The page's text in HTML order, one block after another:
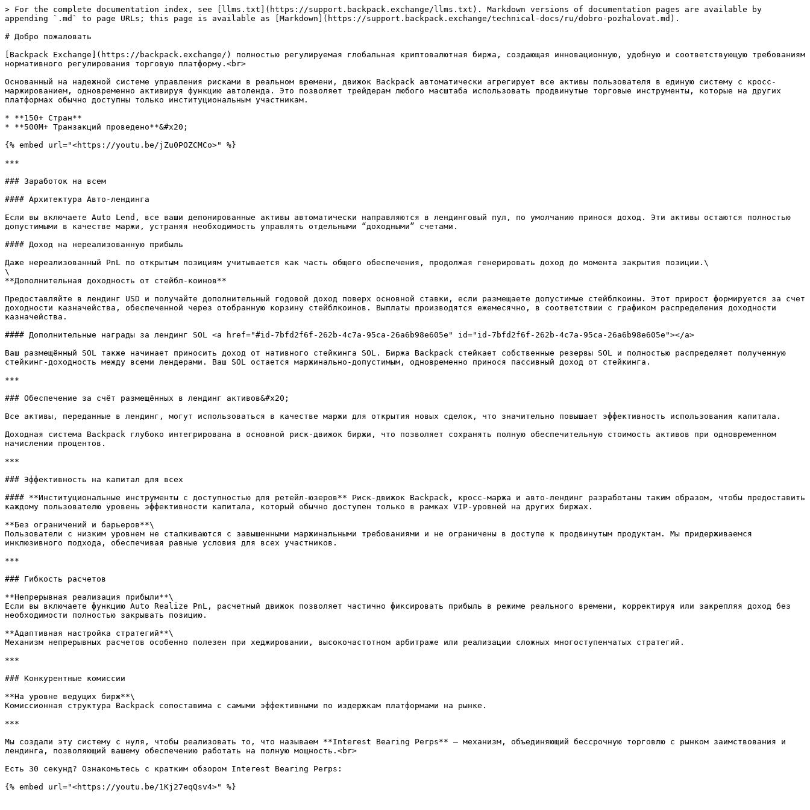
> For the complete documentation index, see [llms.txt](https://support.backpack.exchange/llms.txt). Markdown versions of documentation pages are available by
appending `.md` to page URLs; this page is available as [Markdown](https://support.backpack.exchange/technical-docs/ru/dobro-pozhalovat.md).
# Добро пожаловать
[Backpack Exchange](https://backpack.exchange/) полностью регулируемая глобальная криптовалютная биржа, создающая инновационную, удобную и соответствующую требованиям
нормативного регулирования торговую платформу.<br>
Основанный на надежной системе управления рисками в реальном времени, движок Backpack автоматически агрегирует все активы пользователя в единую систему с кросс-
маржированием, одновременно активируя функцию автоленда. Это позволяет трейдерам любого масштаба использовать продвинутые торговые инструменты, которые на других
платформах обычно доступны только институциональным участникам.
* **150+ Стран**
* **500M+ Транзакций проведено**&#x20;
{% embed url="<https://youtu.be/jZu0POZCMCo>" %}
***
### Заработок на всем
#### Архитектура Авто-лендинга
Если вы включаете Auto Lend, все ваши депонированные активы автоматически направляются в лендинговый пул, по умолчанию принося доход. Эти активы остаются полностью
допустимыми в качестве маржи, устраняя необходимость управлять отдельными “доходными” счетами.
#### Доход на нереализованную прибыль
Даже нереализованный PnL по открытым позициям учитывается как часть общего обеспечения, продолжая генерировать доход до момента закрытия позиции.\
\
**Дополнительная доходность от стейбл-коинов**
Предоставляйте в лендинг USD и получайте дополнительный годовой доход поверх основной ставки, если размещаете допустимые стейблкоины. Этот прирост формируется за счет
доходности казначейства, обеспеченной через отобранную корзину стейблкоинов. Выплаты производятся ежемесячно, в соответствии с графиком распределения доходности
казначейства.
#### Дополнительные награды за лендинг SOL <a href="#id-7bfd2f6f-262b-4c7a-95ca-26a6b98e605e" id="id-7bfd2f6f-262b-4c7a-95ca-26a6b98e605e"></a>
Ваш размещённый SOL также начинает приносить доход от нативного стейкинга SOL. Биржа Backpack стейкает собственные резервы SOL и полностью распределяет полученную
стейкинг-доходность между всеми лендерами. Ваш SOL остается маржинально-допустимым, одновременно принося пассивный доход от стейкинга.
***
### Обеспечение за счёт размещённых в лендинг активов&#x20;
Все активы, переданные в лендинг, могут использоваться в качестве маржи для открытия новых сделок, что значительно повышает эффективность использования капитала.
Доходная система Backpack глубоко интегрирована в основной риск-движок биржи, что позволяет сохранять полную обеспечительную стоимость активов при одновременном
начислении процентов.
***
### Эффективность на капитал для всех
#### **Институциональные инструменты с доступностью для ретейл-юзеров** Риск-движок Backpack, кросс-маржа и авто-лендинг разработаны таким образом, чтобы предоставить
каждому пользователю уровень эффективности капитала, который обычно доступен только в рамках VIP-уровней на других биржах.
**Без ограничений и барьеров**\
Пользователи с низким уровнем не сталкиваются с завышенными маржинальными требованиями и не ограничены в доступе к продвинутым продуктам. Мы придерживаемся
инклюзивного подхода, обеспечивая равные условия для всех участников.
***
### Гибкость расчетов
**Непрерывная реализация прибыли**\
Если вы включаете функцию Auto Realize PnL, расчетный движок позволяет частично фиксировать прибыль в режиме реального времени, корректируя или закрепляя доход без
необходимости полностью закрывать позицию.
**Адаптивная настройка стратегий**\
Механизм непрерывных расчетов особенно полезен при хеджировании, высокочастотном арбитраже или реализации сложных многоступенчатых стратегий.
***
### Конкурентные комиссии
**На уровне ведущих бирж**\
Комиссионная структура Backpack сопоставима с самыми эффективными по издержкам платформами на рынке.
***
Мы создали эту систему с нуля, чтобы реализовать то, что называем **Interest Bearing Perps** — механизм, объединяющий бессрочную торговлю с рынком заимствования и
лендинга, позволяющий вашему обеспечению работать на полную мощность.<br>
Есть 30 секунд? Ознакомьтесь с кратким обзором Interest Bearing Perps:
{% embed url="<https://youtu.be/1Kj27eqQsv4>" %}